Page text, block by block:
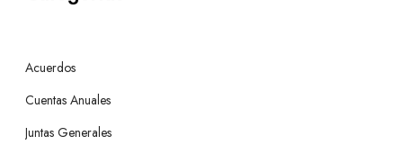
Acuerdos
Cuentas Anuales
Juntas Generales